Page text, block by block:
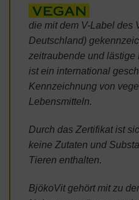
die mit dem V-Label des
Deutschland)
zeitraubende und
ist ein international
Kennzeichnung von
Lebensmitteln.
Durch das Zertifikat ist
keine Zutaten und
Tieren enthalten.
BjökoVit gehört mit zu